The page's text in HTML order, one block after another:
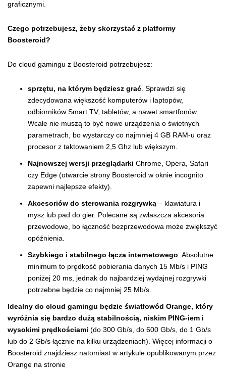
graficznymi.
Czego potrzebujesz, żeby skorzystać z platformy
Boosteroid?
Do cloud gamingu z Boosteroid potrzebujesz:
sprzętu, na którym będziesz grać. Sprawdzi się
zdecydowana większość komputerów i laptopów,
odbiorników Smart TV, tabletów, a nawet smartfonów.
Wcale nie muszą to być nowe urządzenia o świetnych
parametrach, bo wystarczy co najmniej 4 GB RAM-u oraz
procesor z taktowaniem 2,5 Ghz lub większym.
Najnowszej wersji przeglądarki Chrome, Opera, Safari
czy Edge (otwarcie strony Boosteroid w oknie incognito
zapewni najlepsze efekty).
Akcesoriów do sterowania rozgrywką – klawiatura i
mysz lub pad do gier. Polecane są zwłaszcza akcesoria
przewodowe, bo łączność bezprzewodowa może zwiększyć
opóźnienia.
Szybkiego i stabilnego łącza internetowego. Absolutne
minimum to prędkość pobierania danych 15 Mb/s i PING
poniżej 20 ms, jednak do najbardziej wydajnej rozgrywki
potrzebne będzie co najmniej 25 Mb/s.
Idealny do cloud gamingu będzie światłowód Orange, który
wyróżnia się bardzo dużą stabilnością, niskim PING-iem i
wysokimi prędkościami (do 300 Gb/s, do 600 Gb/s, do 1 Gb/s
lub do 2 Gb/s łącznie na kilku urządzeniach). Więcej informacji o
Boosteroid znajdziesz natomiast w artykule opublikowanym przez
Orange na stronie